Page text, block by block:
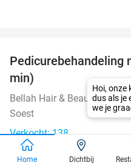
Pedicurebehandeling
min)
Bellah Hair & Beauty Clinic
Soest
Verkocht: 138
Home Dichtbij